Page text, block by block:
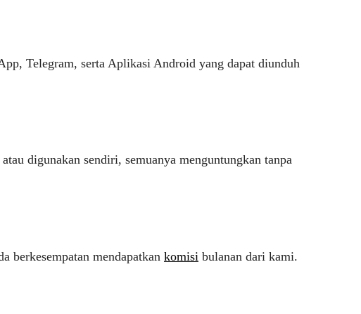
Telegram, serta Aplikasi Android yang dapat diunduh
digunakan sendiri, semuanya menguntungkan tanpa
berkesempatan mendapatkan komisi bulanan dari kami.